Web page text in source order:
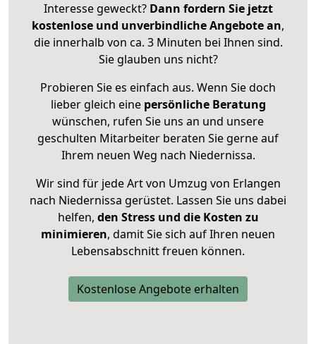
Interesse geweckt? Dann fordern Sie jetzt
kostenlose und unverbindliche Angebote an,
die innerhalb von ca. 3 Minuten bei Ihnen sind.
Sie glauben uns nicht?
Probieren Sie es einfach aus. Wenn Sie doch
lieber gleich eine persönliche Beratung
wünschen, rufen Sie uns an und unsere
geschulten Mitarbeiter beraten Sie gerne auf
Ihrem neuen Weg nach Niedernissa.
Wir sind für jede Art von Umzug von Erlangen
nach Niedernissa gerüstet. Lassen Sie uns dabei
helfen, den Stress und die Kosten zu
minimieren, damit Sie sich auf Ihren neuen
Lebensabschnitt freuen können.
Kostenlose Angebote erhalten